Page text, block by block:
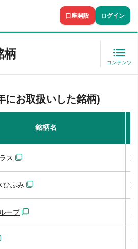
口座開設 ログイン
柄
コンテンツ
にお取扱いした銘柄)
銘柄名
ス
ひふみ
ープ